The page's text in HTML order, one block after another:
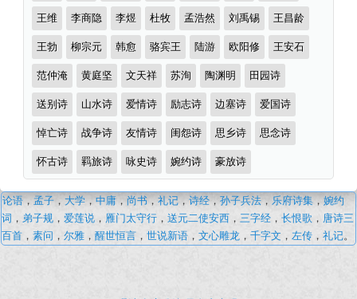
王维 李商隐 李煜 杜牧 孟浩然 刘禹锡 王昌龄
王勃 柳宗元 韩愈 骆宾王 陆游 欧阳修 王安石
范仲淹 黄庭坚 文天祥 苏洵 陶渊明 田园诗
送别诗 山水诗 爱情诗 励志诗 边塞诗 爱国诗
悼亡诗 战争诗 友情诗 闺怨诗 思乡诗 思念诗
怀古诗 羁旅诗 咏史诗 婉约诗 豪放诗
叶
清
臣
论语，孟子 ，大学 ，中庸 ， 尚书，礼记 ，诗经 ，孙子兵法 ， 乐府诗集 ，婉约
词 ， 弟子规 ，爱莲说 ， 雁门太守行 ，送元二使安西 ，三字经 ，长恨歌 ， 唐诗三
百首 ，素问 ，尔雅 ，醒世恒言 ，世说新语 ，文心雕龙 ，千字文 ，左传 ，礼记。